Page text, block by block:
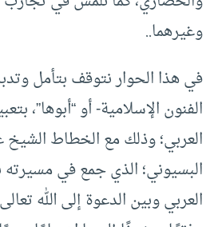
وغيرهما..
في هذا الحوار نتوقف بتأمل
الفنون الإسلامية- أو “أبوها”،
العربي؛ وذلك مع الخطاط الشيخ
البسيوني؛ الذي جمع في مسيرته
العربي وبين الدعوة إلى الله